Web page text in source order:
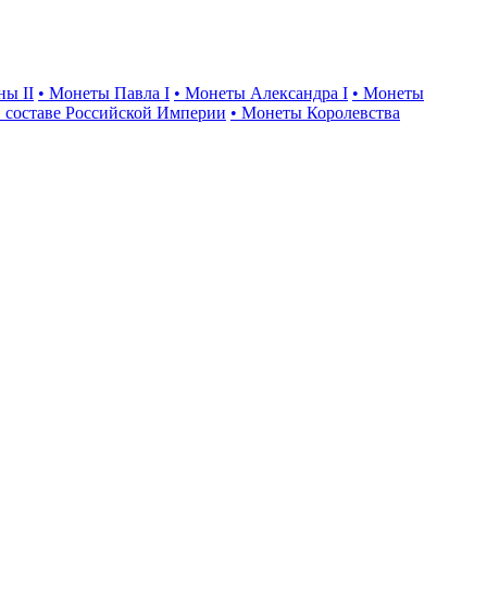
II • Монеты Павла I • Монеты Александра I • Монеты
Российской Империи • Монеты Королевства